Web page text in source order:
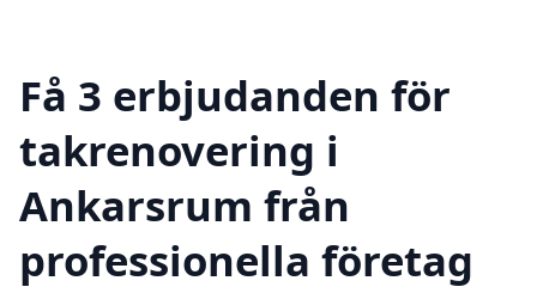
Få 3 erbjudanden för
takrenovering i
Ankarsrum från
professionella företag